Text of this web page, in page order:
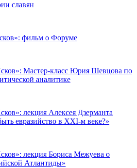
славян
фильм о Форуме
Мастер-класс Юрия Шевцова по
аналитике
лекция Алексея Дзерманта
евразийство в XXI-м веке?»
лекция Бориса Межуева о
Атлантиды»